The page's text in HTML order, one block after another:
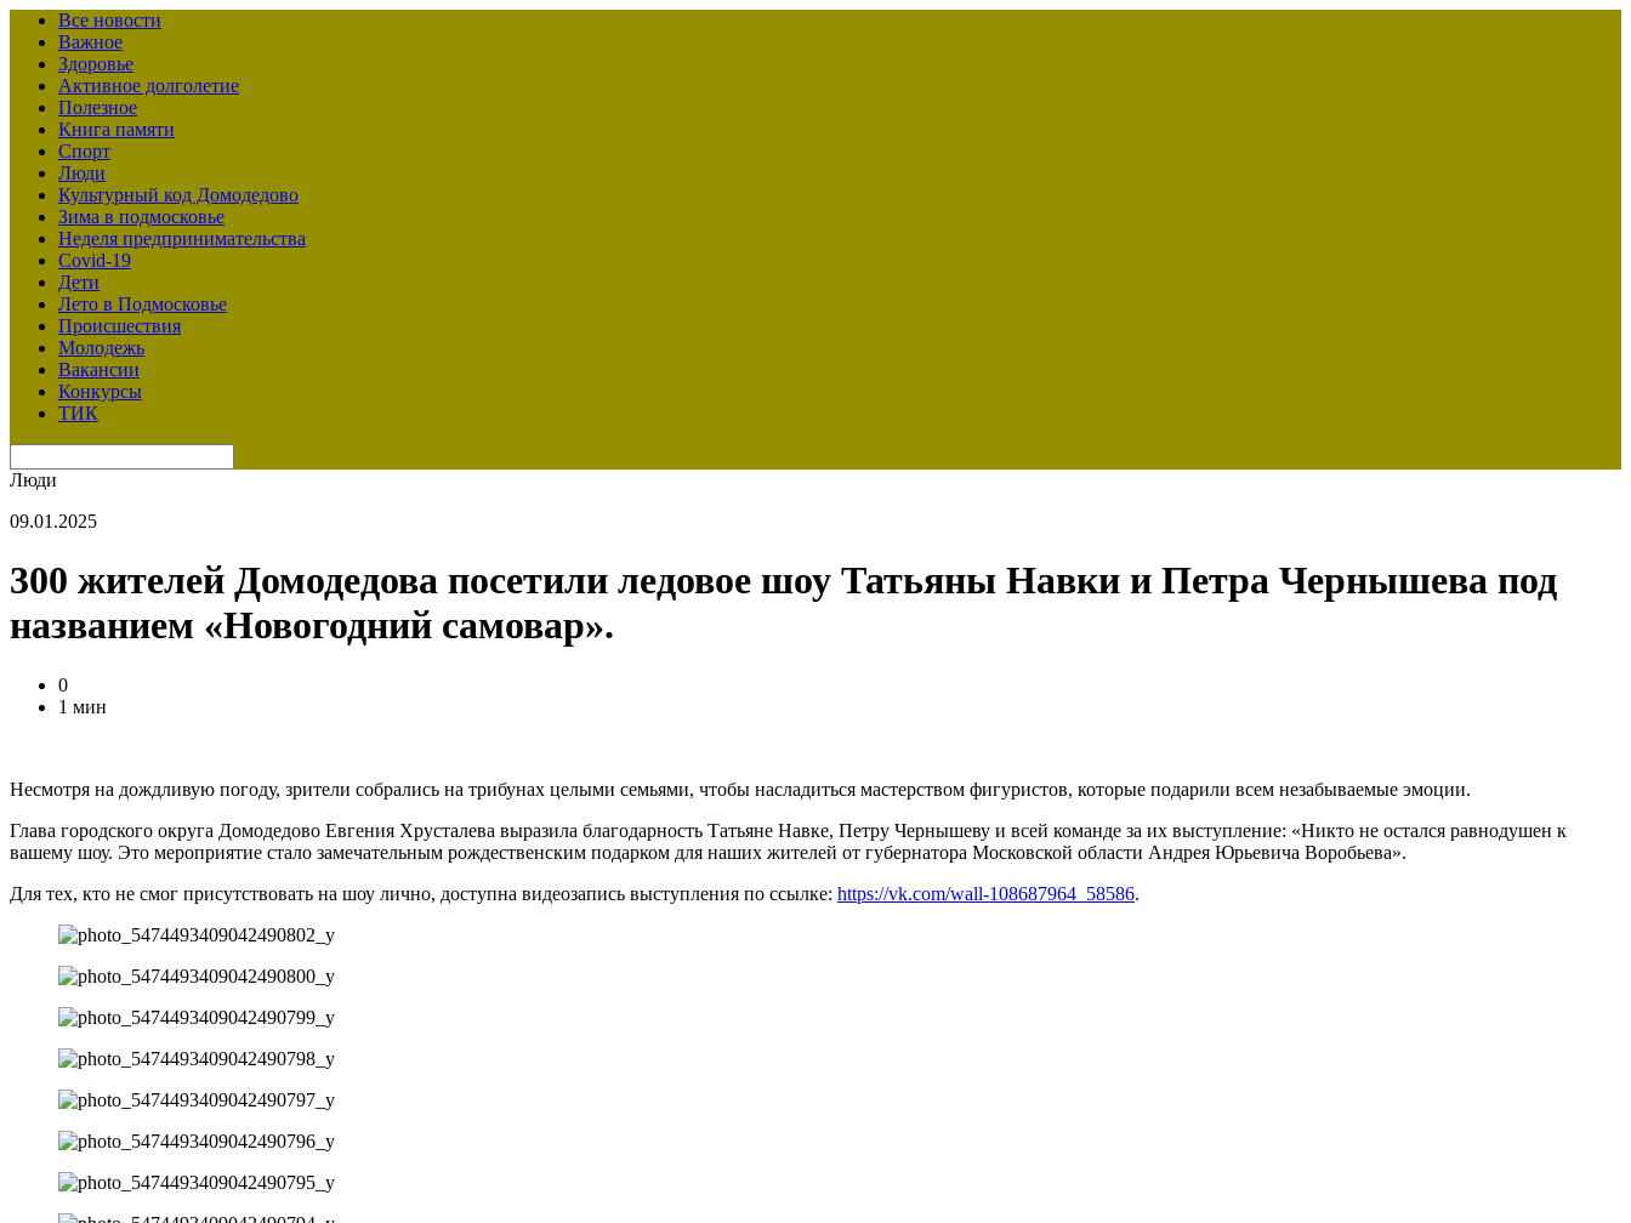
Все новости
Важное
Здоровье
Активное долголетие
Полезное
Книга памяти
Спорт
Люди
Культурный код Домодедово
Зима в подмосковье
Неделя предпринимательства
Covid-19
Дети
Лето в Подмосковье
Происшествия
Молодежь
Вакансии
Конкурсы
ТИК
Люди
09.01.2025
300 жителей Домодедова посетили ледовое шоу Татьяны Навки и Петра Чернышева под
названием «Новогодний самовар».
0
1 мин
Несмотря на дождливую погоду, зрители собрались на трибунах целыми семьями, чтобы насладиться мастерством фигуристов, которые подарили всем незабываемые эмоции.
Глава городского округа Домодедово Евгения Хрусталева выразила благодарность Татьяне Навке, Петру Чернышеву и всей команде за их выступление: «Никто не остался равнодушен к
вашему шоу. Это мероприятие стало замечательным рождественским подарком для наших жителей от губернатора Московской области Андрея Юрьевича Воробьева».
Для тех, кто не смог присутствовать на шоу лично, доступна видеозапись выступления по ссылке: https://vk.com/wall-108687964_58586.